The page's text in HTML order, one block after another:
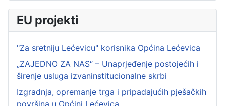
EU projekti
"Za sretniju Lećevicu" korisnika Općina Lećevica
„ZAJEDNO ZA NAS“ – Unaprjeđenje postojećih i
širenje usluga izvaninstitucionalne skrbi
Izgradnja, opremanje trga i pripadajućih pješačkih